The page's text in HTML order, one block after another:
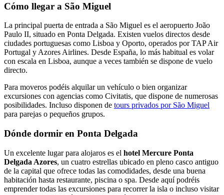
Cómo llegar a São Miguel
La principal puerta de entrada a São Miguel es el aeropuerto João
Paulo II, situado en Ponta Delgada. Existen vuelos directos desde
ciudades portuguesas como Lisboa y Oporto, operados por TAP Air
Portugal y Azores Airlines. Desde España, lo más habitual es volar
con escala en Lisboa, aunque a veces también se dispone de vuelo
directo.
Para moveros podéis alquilar un vehículo o bien organizar
excursiones con agencias como Civitatis, que dispone de numerosas
posibilidades. Incluso disponen de tours privados por São Miguel
para parejas o pequeños grupos.
Dónde dormir en Ponta Delgada
Un excelente lugar para alojaros es el hotel Mercure Ponta
Delgada Azores, un cuatro estrellas ubicado en pleno casco antiguo
de la capital que ofrece todas las comodidades, desde una buena
habitación hasta restaurante, piscina o spa. Desde aquí podréis
emprender todas las excursiones para recorrer la isla o incluso visitar